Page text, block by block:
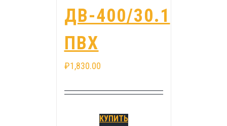
ДВ-400/30.1
ПВХ
₽1,830.00
КУПИТЬ